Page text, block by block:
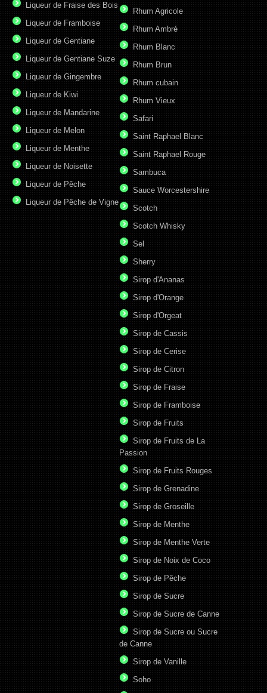
Liqueur de Fraise des Bois
Liqueur de Framboise
Liqueur de Gentiane
Liqueur de Gentiane Suze
Liqueur de Gingembre
Liqueur de Kiwi
Liqueur de Mandarine
Liqueur de Melon
Liqueur de Menthe
Liqueur de Noisette
Liqueur de Pêche
Liqueur de Pêche de Vigne
Rhum Agricole
Rhum Ambré
Rhum Blanc
Rhum Brun
Rhum cubain
Rhum Vieux
Safari
Saint Raphael Blanc
Saint Raphael Rouge
Sambuca
Sauce Worcestershire
Scotch
Scotch Whisky
Sel
Sherry
Sirop d'Ananas
Sirop d'Orange
Sirop d'Orgeat
Sirop de Cassis
Sirop de Cerise
Sirop de Citron
Sirop de Fraise
Sirop de Framboise
Sirop de Fruits
Sirop de Fruits de La
Passion
Sirop de Fruits Rouges
Sirop de Grenadine
Sirop de Groseille
Sirop de Menthe
Sirop de Menthe Verte
Sirop de Noix de Coco
Sirop de Pêche
Sirop de Sucre
Sirop de Sucre de Canne
Sirop de Sucre ou Sucre
de Canne
Sirop de Vanille
Soho